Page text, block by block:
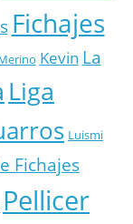
Fichajes
Kevin La
Liga
Luismi
Fichajes
Pellicer